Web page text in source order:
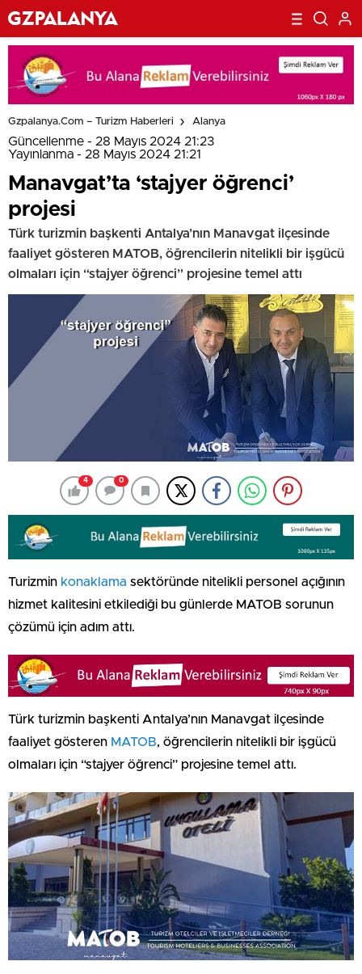
Gzpalanya.com – Turizm Haberleri Alanya
Güncellenme - 28 Mayıs 2024 21:23
Yayınlanma - 28 Mayıs 2024 21:21
Manavgat’ta ‘stajyer öğrenci’
projesi
Türk turizmin başkenti Antalya’nın Manavgat ilçesinde
faaliyet gösteren MATOB, öğrencilerin nitelikli bir işgücü
olmaları için “stajyer öğrenci” projesine temel attı
4 0
Turizmin konaklama sektöründe nitelikli personel açığının
hizmet kalitesini etkilediği bu günlerde MATOB sorunun
çözümü için adım attı.
Türk turizmin başkenti Antalya’nın Manavgat ilçesinde
faaliyet gösteren MATOB, öğrencilerin nitelikli bir işgücü
olmaları için “stajyer öğrenci” projesine temel attı.